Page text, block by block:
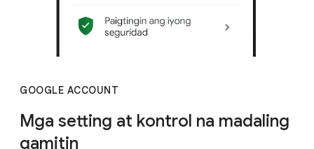
GOOGLE ACCOUNT
Mga setting at kontrol na madaling
gamitin